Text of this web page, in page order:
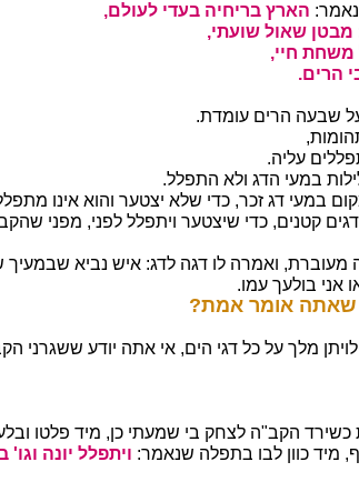
הארץ בריחיה בעדי לעולם,
מבטן שאול שועתי,
משחת חיי,
הרים.
שבעה הרים עומדת.
עליה.
במעי הדג ולא התפלל.
במעי דג זכר, כדי שלא יצטער והוא אינו
קטנים, כדי שיצטער ויתפלל לפני, מפני
מעוברת, ואמרה לו דגה לדג: איש נביא שבמעיך
אני בולעך עמו.
שאתה אומר אמת?
מלך על כל דגי הים, אי אתה יודע ששגרני
הקב"ה לצחק בי שמעתי כן, מיד פלטו
מיד כוון לבו בתפלה שנאמר: ויתפלל יונה